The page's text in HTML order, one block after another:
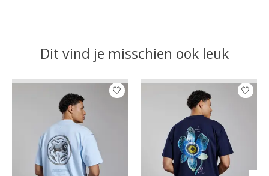
Dit vind je misschien ook leuk
Items van productcarrousel